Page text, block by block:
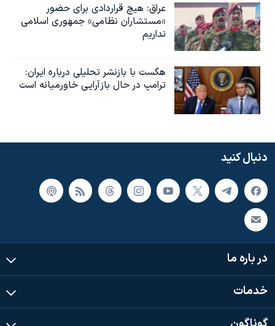
عراق: هیچ قراردادی برای حضور
«مستشاران نظامی» جمهوری اسلامی
نداریم
هگست با بازنشر تحلیلی درباره ایران:
ترامپ در حال بازآرایی خاورمیانه است
دنبال کنید
در باره ما
خدمات